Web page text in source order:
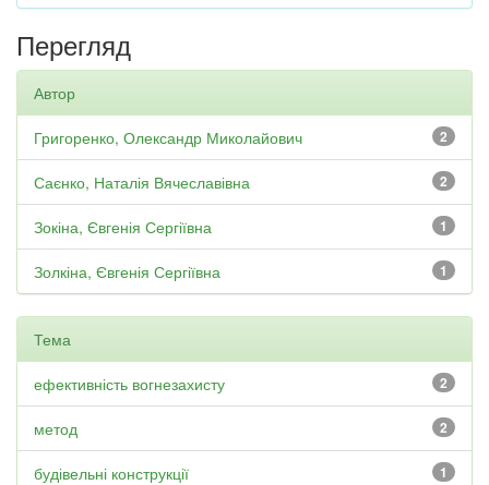
Перегляд
Автор
2
Григоренко, Олександр Миколайович
2
Саєнко, Наталія Вячеславівна
1
Зокіна, Євгенія Сергіївна
1
Золкіна, Євгенія Сергіївна
Тема
2
ефективність вогнезахисту
2
метод
1
будівельні конструкції